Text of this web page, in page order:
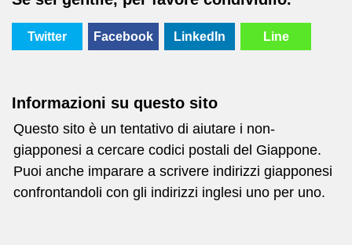
Twitter Facebook LinkedIn Line
Informazioni su questo sito
Questo sito è un tentativo di aiutare i non-
giapponesi a cercare codici postali del Giappone.
Puoi anche imparare a scrivere indirizzi giapponesi
confrontandoli con gli indirizzi inglesi uno per uno.